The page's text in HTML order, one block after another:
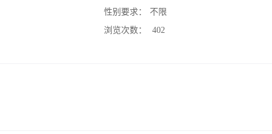
性别要求：
不限
浏览次数：
402